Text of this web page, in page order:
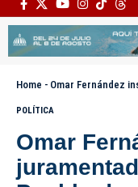
Home - Omar Fernández inspira
POLÍTICA
Omar